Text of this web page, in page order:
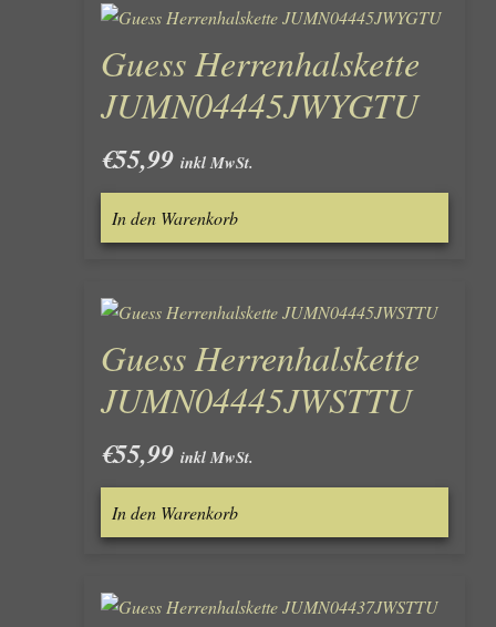
Guess Herrenhalskette
JUMN04445JWYGTU
€55,99 inkl MwSt.
In den Warenkorb
Guess Herrenhalskette
JUMN04445JWSTTU
€55,99 inkl MwSt.
In den Warenkorb